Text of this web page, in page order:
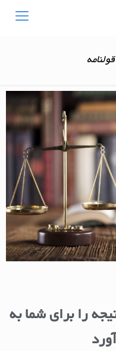
را برای شما به